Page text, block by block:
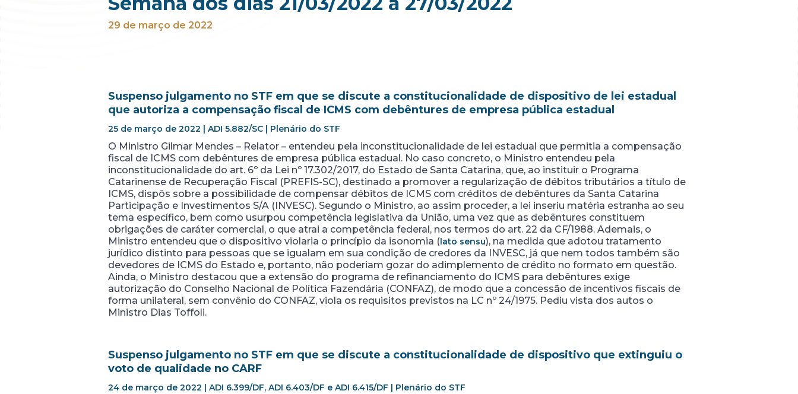
29 de março de 2022
Suspenso julgamento no STF em que se discute a constitucionalidade de dispositivo de lei estadual
que autoriza a compensação fiscal de ICMS com debêntures de empresa pública estadual
25 de março de 2022 | ADI 5.882/SC | Plenário do STF
O Ministro Gilmar Mendes – Relator – entendeu pela inconstitucionalidade de lei estadual que permitia a compensação
fiscal de ICMS com debêntures de empresa pública estadual. No caso concreto, o Ministro entendeu pela
inconstitucionalidade do art. 6º da Lei nº 17.302/2017, do Estado de Santa Catarina, que, ao instituir o Programa
Catarinense de Recuperação Fiscal (PREFIS-SC), destinado a promover a regularização de débitos tributários a título de
ICMS, dispôs sobre a possibilidade de compensar débitos de ICMS com créditos de debêntures da Santa Catarina
Participação e Investimentos S/A (INVESC). Segundo o Ministro, ao assim proceder, a lei inseriu matéria estranha ao seu
tema específico, bem como usurpou competência legislativa da União, uma vez que as debêntures constituem
obrigações de caráter comercial, o que atrai a competência federal, nos termos do art. 22 da CF/1988. Ademais, o
Ministro entendeu que o dispositivo violaria o princípio da isonomia ( lato sensu), na medida que adotou tratamento
jurídico distinto para pessoas que se igualam em sua condição de credores da INVESC, já que nem todos também são
devedores de ICMS do Estado e, portanto, não poderiam gozar do adimplemento de crédito no formato em questão.
Ainda, o Ministro destacou que a extensão do programa de refinanciamento do ICMS para debêntures exige
autorização do Conselho Nacional de Política Fazendária (CONFAZ), de modo que a concessão de incentivos fiscais de
forma unilateral, sem convênio do CONFAZ, viola os requisitos previstos na LC nº 24/1975. Pediu vista dos autos o
Ministro Dias Toffoli.
Suspenso julgamento no STF em que se discute a constitucionalidade de dispositivo que extinguiu o
voto de qualidade no CARF
24 de março de 2022 | ADI 6.399/DF, ADI 6.403/DF e ADI 6.415/DF | Plenário do STF